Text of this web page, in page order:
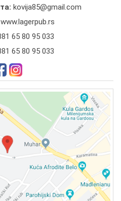
kovija85@gmail.com
www.lagerpub.rs
65 80 95 033
65 80 95 033